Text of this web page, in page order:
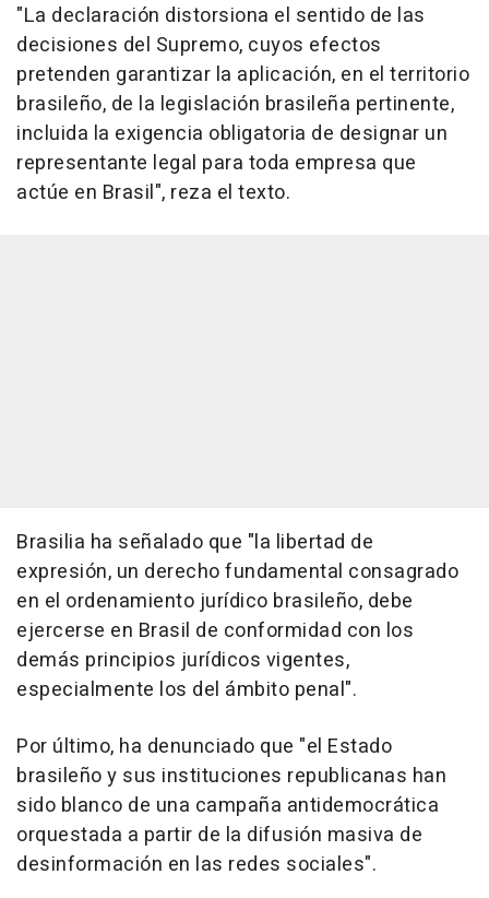
"La declaración distorsiona el sentido de las
decisiones del Supremo, cuyos efectos
pretenden garantizar la aplicación, en el territorio
brasileño, de la legislación brasileña pertinente,
incluida la exigencia obligatoria de designar un
representante legal para toda empresa que
actúe en Brasil", reza el texto.
Brasilia ha señalado que "la libertad de
expresión, un derecho fundamental consagrado
en el ordenamiento jurídico brasileño, debe
ejercerse en Brasil de conformidad con los
demás principios jurídicos vigentes,
especialmente los del ámbito penal".
Por último, ha denunciado que "el Estado
brasileño y sus instituciones republicanas han
sido blanco de una campaña antidemocrática
orquestada a partir de la difusión masiva de
desinformación en las redes sociales".